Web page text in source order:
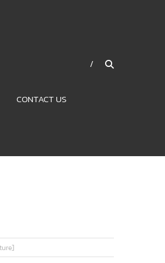
CONTACT US